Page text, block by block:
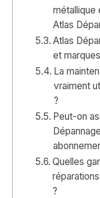
métallique
Atlas
Atlas
et
La
vraiment
?
Peut-on
Quelles
?